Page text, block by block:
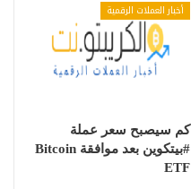
أخبار العملات الرقمية
كم سيصبح سعر عملة
#بيتكوين بعد موافقة Bitcoin
ETF